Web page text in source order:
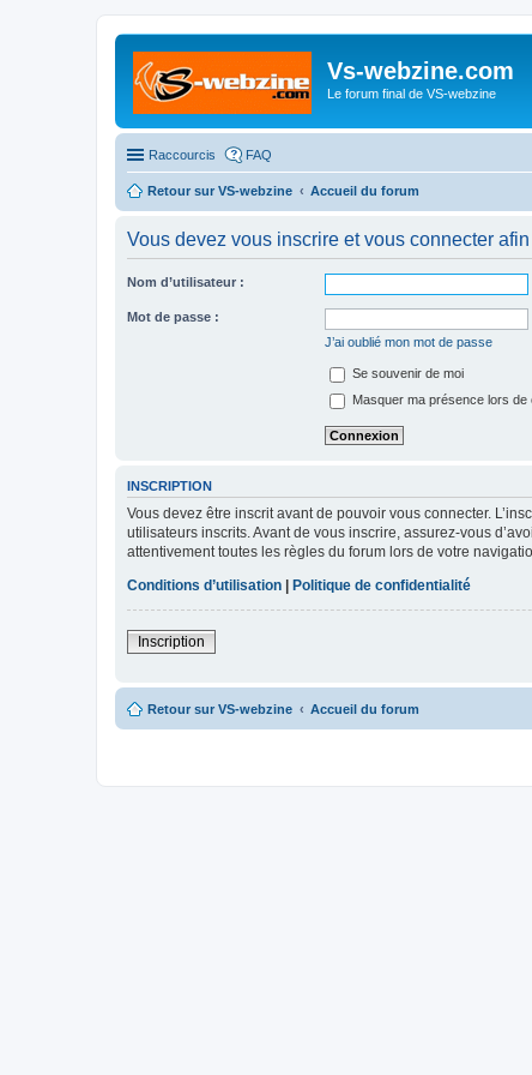
Vs-webzine.com
Le forum final de VS-webzine
Raccourcis FAQ
Retour sur VS-webzine Accueil du forum
Vous devez vous inscrire et vous connecter
Nom d’utilisateur :
Mot de passe :
J’ai oublié mon mot de passe
Se souvenir de moi
Masquer ma présence lors de
INSCRIPTION
Vous devez être inscrit avant de pouvoir vous connecter.
utilisateurs inscrits. Avant de vous inscrire, assurez-vous
attentivement toutes les règles du forum lors de votre
Conditions d’utilisation
Politique de confidentialité
Inscription
Retour sur VS-webzine Accueil du forum